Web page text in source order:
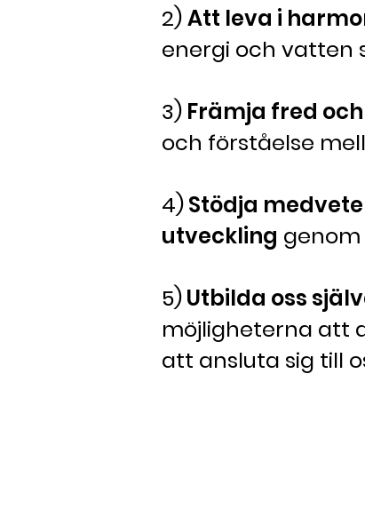
2)Att leva i
energi och vatten
3) Främja fred
och förståelse
4)Stödja
utveckling genom
5)Utbilda oss
möjligheterna att
att ansluta sig till